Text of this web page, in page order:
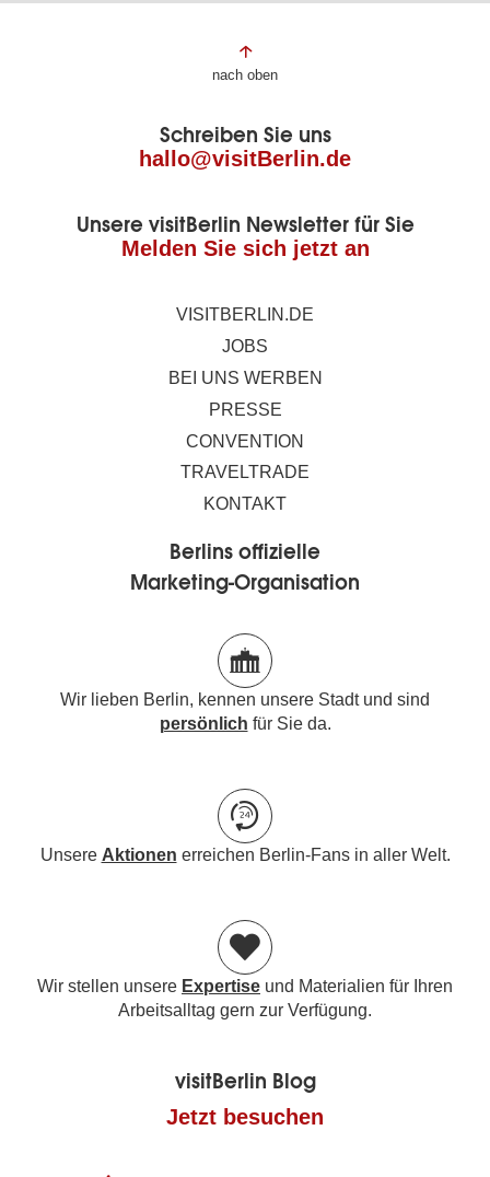
Fußbereich
Seite
nach oben
Schreiben Sie uns
hallo@visitBerlin.de
Unsere visitBerlin Newsletter für Sie
Melden Sie sich jetzt an
VISITBERLIN.DE
JOBS
BEI UNS WERBEN
PRESSE
CONVENTION
TRAVELTRADE
KONTAKT
Berlins offizielle
Marketing-Organisation
Wir lieben Berlin, kennen unsere Stadt und sind
persönlich für Sie da.
Unsere Aktionen erreichen Berlin-Fans in aller Welt.
Wir stellen unsere Expertise und Materialien für Ihren
Arbeitsalltag gern zur Verfügung.
visitBerlin Blog
Jetzt besuchen